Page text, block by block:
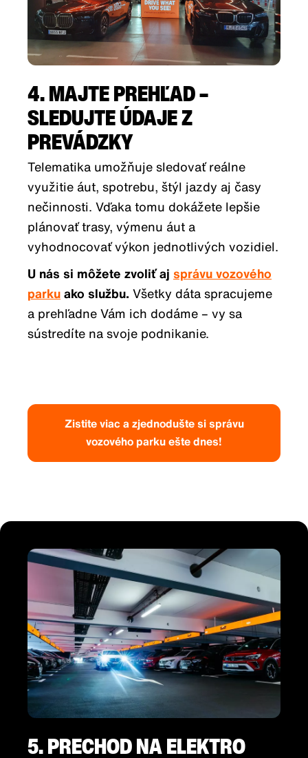
4. MAJTE PREHĽAD –
SLEDUJTE ÚDAJE Z
PREVÁDZKY
Telematika umožňuje sledovať reálne
využitie áut, spotrebu, štýl jazdy aj časy
nečinnosti. Vďaka tomu dokážete lepšie
plánovať trasy, výmenu áut a
vyhodnocovať výkon jednotlivých vozidiel.
U nás si môžete zvoliť aj správu vozového
parkuako službu. Všetky dáta spracujeme
a prehľadne Vám ich dodáme – vy sa
sústredíte na svoje podnikanie.
Zistite viac a zjednodušte si správu
vozového parku ešte dnes!
5. PRECHOD NA ELEKTRO